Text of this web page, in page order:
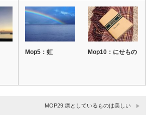
Mop5：虹 Mop10：にせもの
MOP29:凛としているものは美しい